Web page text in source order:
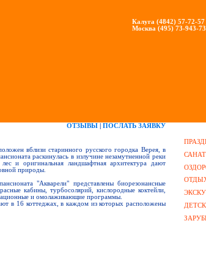
Калуга (4842) 57-72-57
Москва (495) 73-943-73
ОТЗЫВЫ ПОСЛАТЬ ЗАЯВКУ
вблизи старинного русского городка Верея, в
раскинулась в излучине незамутненной реки
и оригинальная ландшафтная архитектура дают
природы.
"Акварели" представлены биорезонансные
кабины, турбосолярий, кислородные коктейли,
и омолаживающие программы.
в 16 коттеджах, в каждом из которых расположены